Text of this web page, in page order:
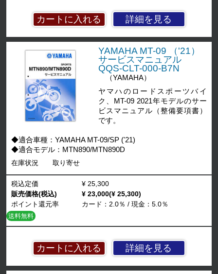
詳細を見る
YAMAHA MT-09 （'21）
サービスマニュアル
QQS-CLT-000-B7N
（YAMAHA）
ヤマハのロードスポーツバイ
ク、MT-09 2021年モデルのサー
ビスマニュアル（整備要項書）
です。
◆適合車種：YAMAHA MT-09/SP ('21)
◆適合モデル：MTN890/MTN890D
在庫状況
取り寄せ
詳細を見る
税込定価
¥ 25,300
販売価格(税込)
¥ 23,000(¥ 25,300)
ポイント還元率
カード：2.0％ / 現金：5.0％
送料無料